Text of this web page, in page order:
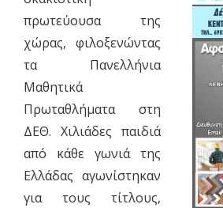
πρωτεύουσα της
χώρας, φιλοξενώντας
τα Πανελλήνια
Μαθητικά
Πρωταθλήματα στη
ΔΕΘ. Χιλιάδες παιδιά
από κάθε γωνιά της
Ελλάδας αγωνίστηκαν
για τους τίτλους,